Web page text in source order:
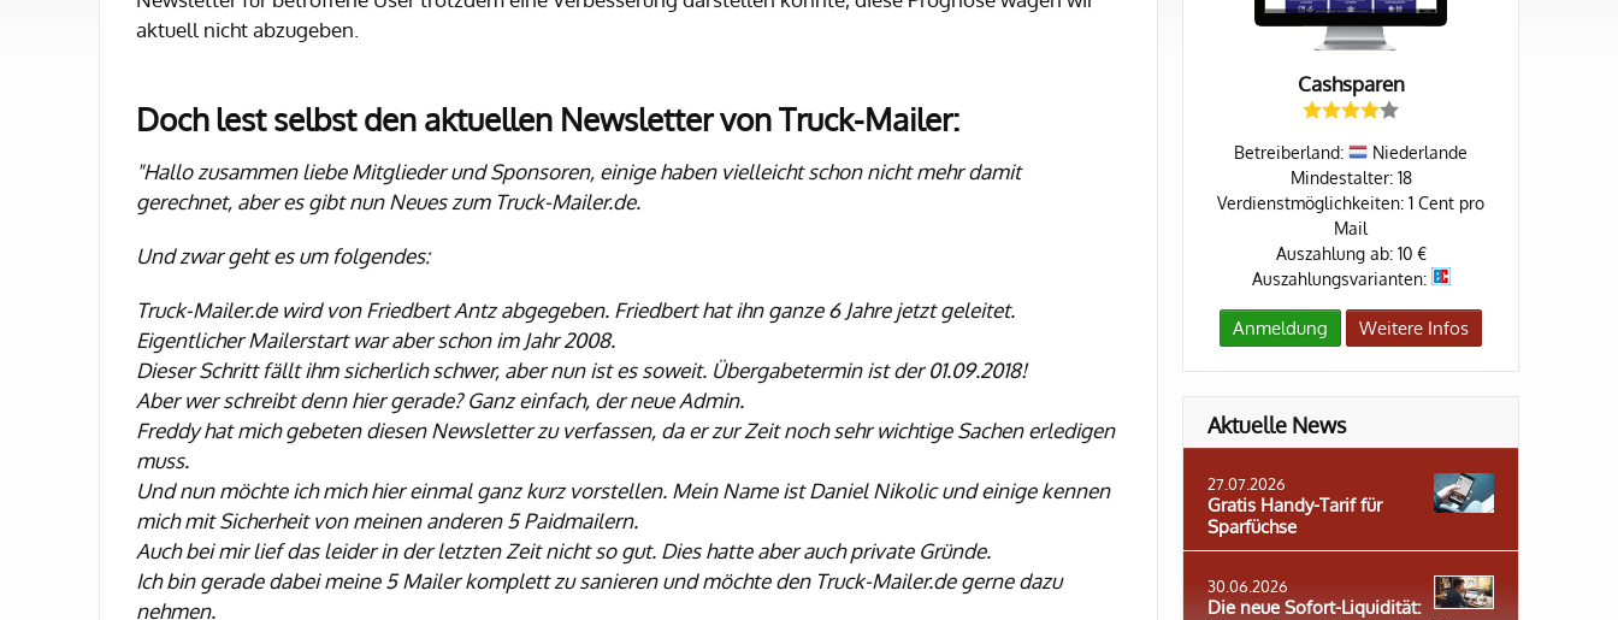
aktuell nicht abzugeben.
Doch lest selbst den aktuellen Newsletter von Truck-Mailer:
"Hallo zusammen liebe Mitglieder und Sponsoren, einige haben vielleicht schon nicht mehr damit
gerechnet, aber es gibt nun Neues zum Truck-Mailer.de.
Und zwar geht es um folgendes:
Truck-Mailer.de wird von Friedbert Antz abgegeben. Friedbert hat ihnganze 6 Jahre jetzt geleitet.
Eigentlicher Mailerstart war aber schon im Jahr 2008.
Dieser Schritt fällt ihm sicherlich schwer, aber nun ist es soweit. Übergabetermin ist der 01.09.2018!
Aber wer schreibt denn hier gerade? Ganz einfach, der neue Admin.
Freddy hat mich gebeten diesen Newsletter zu verfassen, da er zur Zeit noch sehr wichtige Sachen erledigen
muss.
Und nun möchte ich mich hier einmal ganz kurz vorstellen. Mein Name istDaniel Nikolic und einige kennen
mich mit Sicherheit von meinen anderen 5Paidmailern.
Auch bei mir lief das leider in der letzten Zeit nicht so gut. Dies hatte aber auch private Gründe.
Ich bin gerade dabei meine 5 Mailer komplett zu sanieren und möchte den Truck-Mailer.de gerne dazu
nehmen.
Cashsparen
Betreiberland:
Niederlande
Mindestalter: 18
Verdienstmöglichkeiten: 1 Cent pro
Mail
Auszahlung ab: 10 €
Auszahlungsvarianten:
Anmeldung Weitere Infos
Aktuelle News
27.07.2026
Gratis Handy-Tarif für
Sparfüchse
30.06.2026
Die neue Sofort-Liquidität: